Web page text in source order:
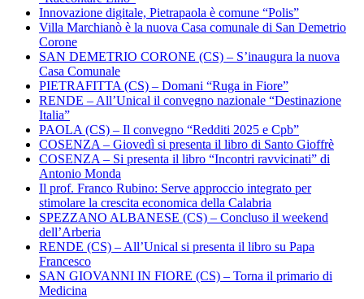
Innovazione digitale, Pietrapaola è comune “Polis”
Villa Marchianò è la nuova Casa comunale di San Demetrio
Corone
SAN DEMETRIO CORONE (CS) – S’inaugura la nuova
Casa Comunale
PIETRAFITTA (CS) – Domani “Ruga in Fiore”
RENDE – All’Unical il convegno nazionale “Destinazione
Italia”
PAOLA (CS) – Il convegno “Redditi 2025 e Cpb”
COSENZA – Giovedì si presenta il libro di Santo Gioffrè
COSENZA – Si presenta il libro “Incontri ravvicinati” di
Antonio Monda
Il prof. Franco Rubino: Serve approccio integrato per
stimolare la crescita economica della Calabria
SPEZZANO ALBANESE (CS) – Concluso il weekend
dell’Arberia
RENDE (CS) – All’Unical si presenta il libro su Papa
Francesco
SAN GIOVANNI IN FIORE (CS) – Torna il primario di
Medicina